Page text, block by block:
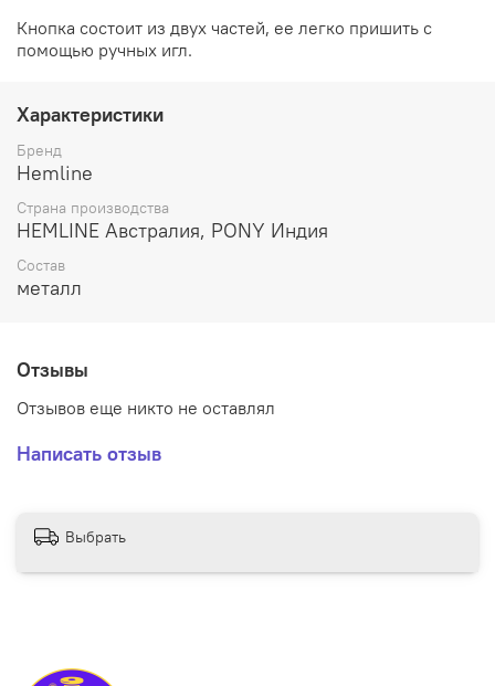
Кнопка состоит из двух частей, ее легко пришить с
помощью ручных игл.
Характеристики
Бренд
Hemline
Страна производства
HEMLINE Австралия, PONY Индия
Состав
металл
Отзывы
Отзывов еще никто не оставлял
Написать отзыв
Выбрать